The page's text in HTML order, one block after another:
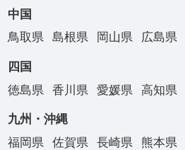
中国
鳥取県
島根県 岡山県 広島県
四国
徳島県
香川県 愛媛県 高知県
九州・沖縄
福岡県
佐賀県 長崎県 熊本県